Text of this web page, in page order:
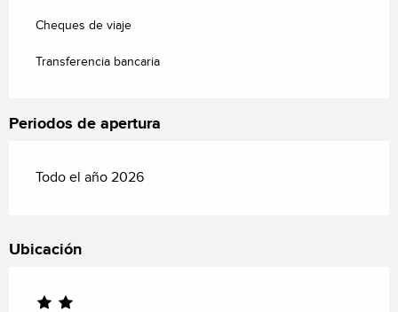
Cheques de viaje
Transferencia bancaria
Periodos de apertura
Todo el año 2026
Ubicación